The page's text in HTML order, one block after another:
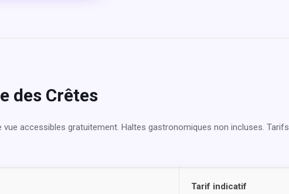
des Crêtes
accessibles gratuitement. Haltes gastronomiques non incluses. Tarifs
Tarif indicatif